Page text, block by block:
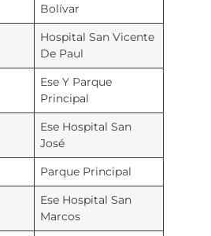
Bolívar
Hospital San Vicente
De Paul
Ese Y Parque
Principal
Ese Hospital San
José
Parque Principal
Ese Hospital San
Marcos